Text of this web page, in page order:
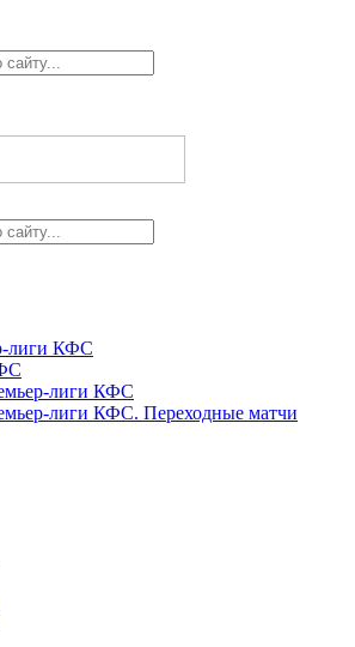
лиги КФС
лиги КФС
лиги КФС. Переходные матчи